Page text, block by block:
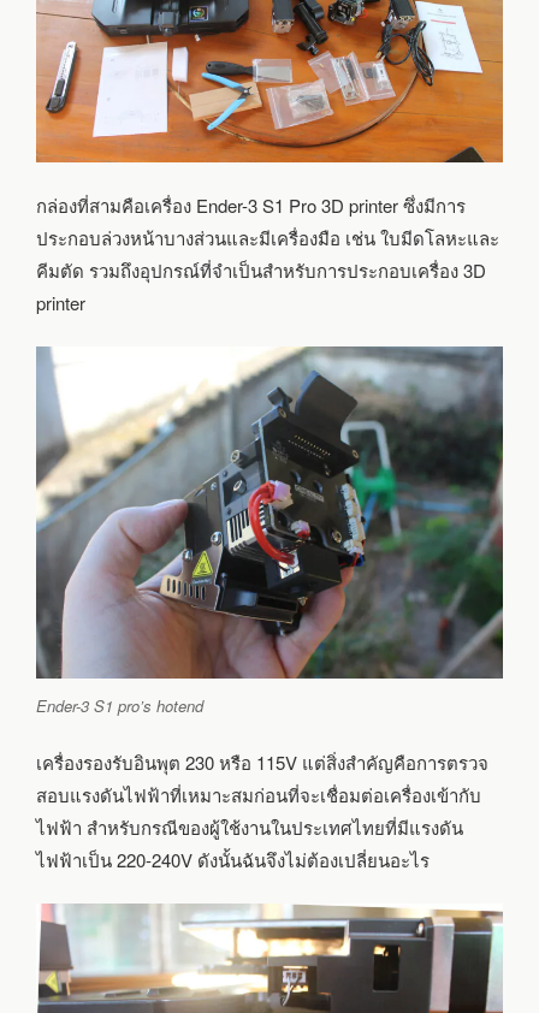
กล่องที่สามคือเครื่อง Ender-3 S1 Pro 3D printer ซึ่งมีการ
ประกอบล่วงหน้าบางส่วนและมีเครื่องมือ เช่น ใบมีดโลหะและ
คีมตัด รวมถึงอุปกรณ์ที่จำเป็นสำหรับการประกอบเครื่อง 3D
printer
Ender-3 S1 pro’s hotend
เครื่องรองรับอินพุต 230 หรือ 115V แต่สิ่งสำคัญคือการตรวจ
สอบแรงดันไฟฟ้าที่เหมาะสมก่อนที่จะเชื่อมต่อเครื่องเข้ากับ
ไฟฟ้า สำหรับกรณีของผู้ใช้งานในประเทศไทยที่มีแรงดัน
ไฟฟ้าเป็น 220-240V ดังนั้นฉันจึงไม่ต้องเปลี่ยนอะไร